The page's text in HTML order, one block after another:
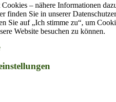
– nähere Informationen
finden Sie in unserer
Sie auf „Ich stimme zu“, um
Website besuchen zu können.